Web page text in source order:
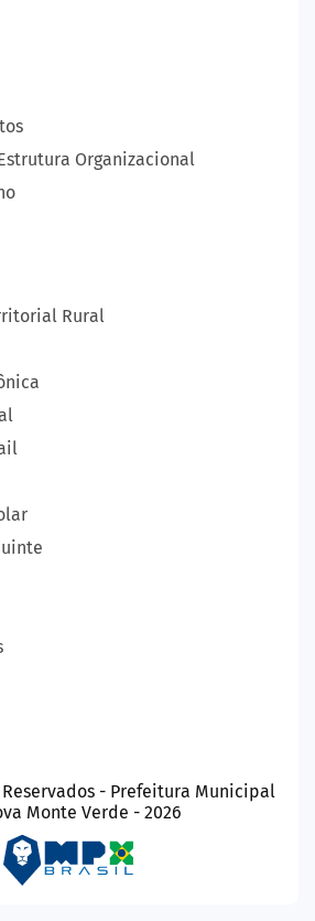
Organizacional
Rural
- Prefeitura Municipal
Monte Verde - 2026